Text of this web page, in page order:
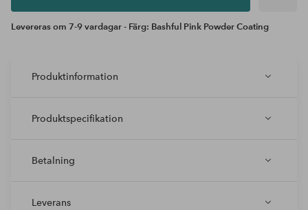
Levereras om 7-9 vardagar - Färg: Bashful Pink Powder Coating
Produktinformation
Produktspecifikation
Betalning
Leverans